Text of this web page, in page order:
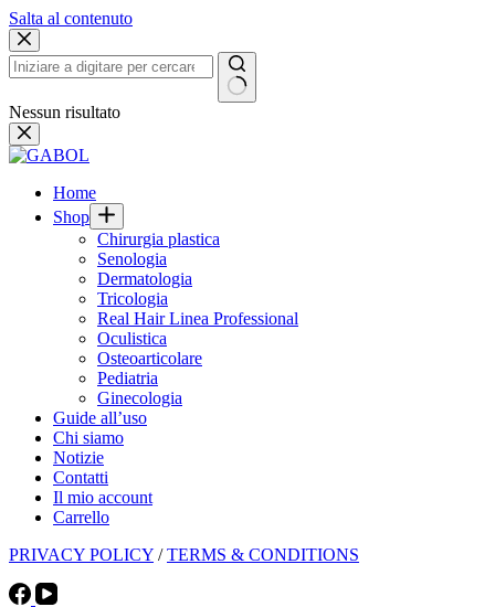
Salta al contenuto
Nessun risultato
Home
Shop
Chirurgia plastica
Senologia
Dermatologia
Tricologia
Real Hair Linea Professional
Oculistica
Osteoarticolare
Pediatria
Ginecologia
Guide all’uso
Chi siamo
Notizie
Contatti
Il mio account
Carrello
PRIVACY POLICY /TERMS & CONDITIONS